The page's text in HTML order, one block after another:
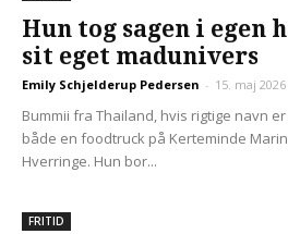
Hun tog sagen i egen
sit eget madunivers
Emily Schjelderup Pedersen - 15. maj 2026
Bummii fra Thailand, hvis rigtige navn
både en foodtruck på Kerteminde
Hverringe. Hun bor...
FRITID